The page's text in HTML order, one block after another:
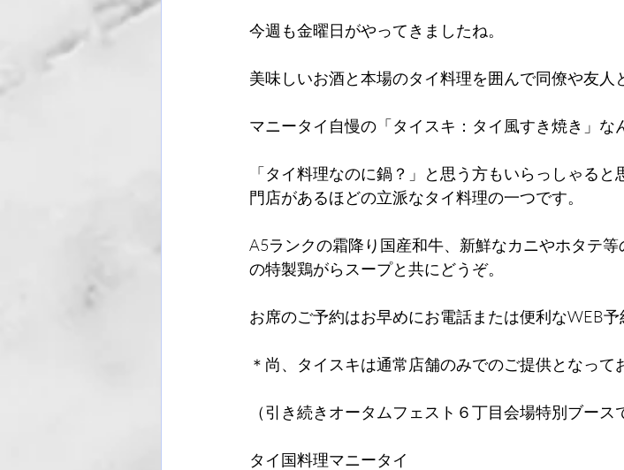
今週も金曜日がやってきましたね。
美味しいお酒と本場のタイ料理を囲んで同僚や友人
マニータイ自慢の「タイスキ：タイ風すき焼き」な
「タイ料理なのに鍋？」と思う方もいらっしゃる
門店があるほどの立派なタイ料理の一つです。
A5ランクの霜降り国産和牛、新鮮なカニやホタテ
の特製鶏がらスープと共にどうぞ。
お席のご予約はお早めにお電話または便利なWEB予
＊尚、タイスキは通常店舗のみでのご提供となって
（引き続きオータムフェスト６丁目会場特別ブース
タイ国料理マニータイ